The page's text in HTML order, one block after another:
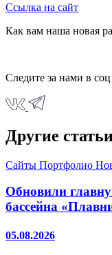
Ссылка на сайт
Как вам наша новая
Следите за нами в соц
Другие
Сайты Портфолио
Обновили
бассейна
05.08.2026